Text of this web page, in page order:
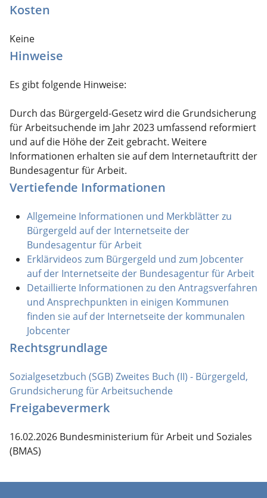
Kosten
Keine
Hinweise
Es gibt folgende Hinweise:
Durch das Bürgergeld-Gesetz wird die Grundsicherung
für Arbeitsuchende im Jahr 2023 umfassend reformiert
und auf die Höhe der Zeit gebracht. Weitere
Informationen erhalten sie auf dem Internetauftritt der
Bundesagentur für Arbeit.
Vertiefende Informationen
Allgemeine Informationen und Merkblätter zu
Bürgergeld auf der Internetseite der
Bundesagentur für Arbeit
Erklärvideos zum Bürgergeld und zum Jobcenter
auf der Internetseite der Bundesagentur für Arbeit
Detaillierte Informationen zu den Antragsverfahren
und Ansprechpunkten in einigen Kommunen
finden sie auf der Internetseite der kommunalen
Jobcenter
Rechtsgrundlage
Sozialgesetzbuch (SGB) Zweites Buch (II) - Bürgergeld,
Grundsicherung für Arbeitsuchende
Freigabevermerk
16.02.2026 Bundesministerium für Arbeit und Soziales
(BMAS)